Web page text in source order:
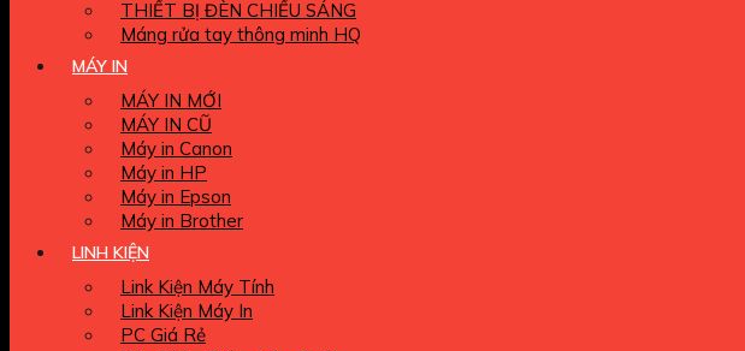
THIẾT BỊ ĐÈN CHIẾU SÁNG
Máng rửa tay thông minh HQ
MÁY IN
MÁY IN MỚI
MÁY IN CŨ
Máy in Canon
Máy in HP
Máy in Epson
Máy in Brother
LINH KIỆN
Link Kiện Máy Tính
Link Kiện Máy In
PC Giá Rẻ